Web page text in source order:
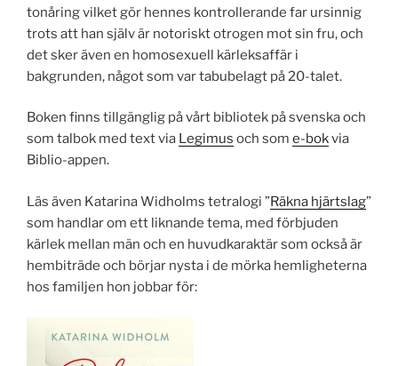
tonåring vilket gör hennes kontrollerande far ursinnig
trots att han själv är notoriskt otrogen mot sin fru, och
det sker även en homosexuell kärleksaffär i
bakgrunden, något som var tabubelagt på 20-talet.
Boken finns tillgänglig på vårt bibliotek på svenska och
som talbok med text via Legimus och som e-bokvia
Biblio-appen.
Läs även Katarina Widholms tetralogi ”Räkna hjärtslag”
som handlar om ett liknande tema, med förbjuden
kärlek mellan män och en huvudkaraktär som också är
hembiträde och börjar nysta i de mörka hemligheterna
hos familjen hon jobbar för: